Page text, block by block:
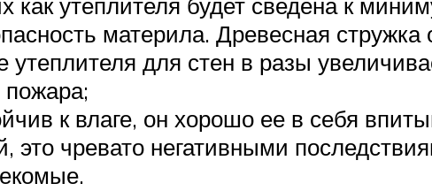
как утеплителя будет сведена к
материла. Древесная стружка
утеплителя для стен в разы
пожара;
к влаге, он хорошо ее в себя
чревато негативными